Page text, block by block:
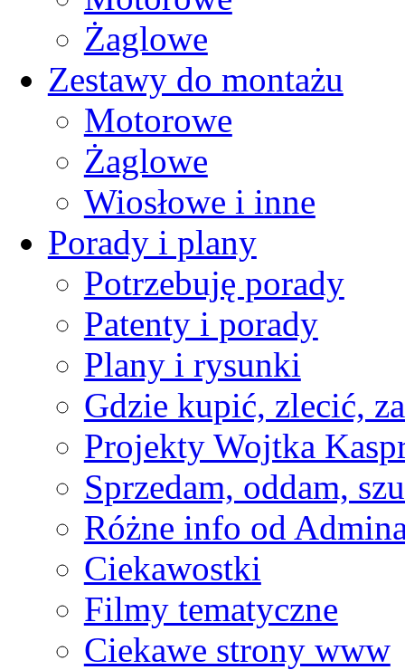
Żaglowe
Zestawy do montażu
Motorowe
Żaglowe
Wiosłowe i inne
Porady i plany
Potrzebuję porady
Patenty i porady
Plany i rysunki
Gdzie kupić, zlecić,
Projekty Wojtka
Sprzedam, oddam,
Różne info od
Ciekawostki
Filmy tematyczne
Ciekawe strony www